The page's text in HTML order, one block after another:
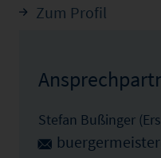
Zum Profil
Stefan Bußinger